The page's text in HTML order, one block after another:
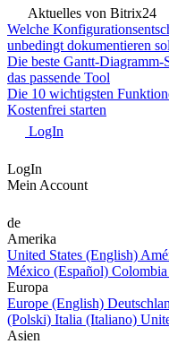
Aktuelles von Bitrix24
Welche
unbedingt dokumentieren
Die beste Gantt-
das passende Tool
Die 10 wichtigsten
Kostenfrei starten
LogIn
LogIn
Mein Account
de
Amerika
United States (English)
México (Español)
Europa
Europe (English)
(Polski) Italia (Italiano)
Asien